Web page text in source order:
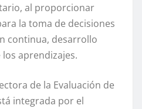
al proporcionar
la toma de decisiones
continua, desarrollo
aprendizajes.
de la Evaluación de
integrada por el